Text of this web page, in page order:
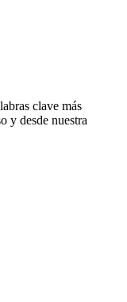
clave más
y desde nuestra